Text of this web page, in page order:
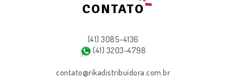
CONTATO
(41) 3085-4136
(41) 3203-4798
contato@rikadistribuidora.com.br